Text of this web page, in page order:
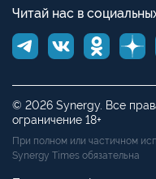
Читай нас в
© 2026 Synergy. Все
ограничение 18+
При полном или частичном
Synergy Times обязательна